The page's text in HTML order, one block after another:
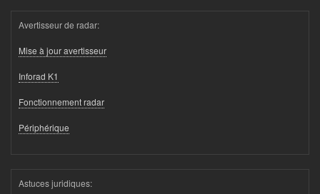
Avertisseur de radar:
Mise à jour avertisseur
Inforad K1
Fonctionnement radar
Périphérique
Astuces juridiques: